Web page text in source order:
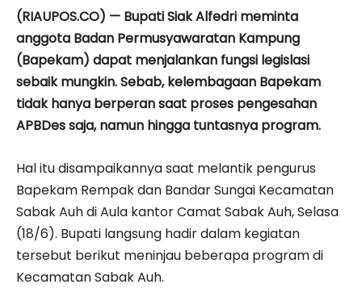
(RIAUPOS.CO) — Bupati Siak Alfedri meminta
anggota Badan Permusyawaratan Kampung
(Bapekam) dapat menjalankan fungsi legislasi
sebaik mungkin. Sebab, kelembagaan Bapekam
tidak hanya berperan saat proses pengesahan
APBDes saja, namun hingga tuntasnya program.
Hal itu disampaikannya saat melantik pengurus
Bapekam Rempak dan Bandar Sungai Kecamatan
Sabak Auh di Aula kantor Camat Sabak Auh, Selasa
(18/6). Bupati langsung hadir dalam kegiatan
tersebut berikut meninjau beberapa program di
Kecamatan Sabak Auh.